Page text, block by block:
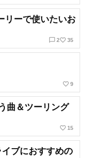
リーで使いたいお
chat_bubble_outline 2favorite_border 35
favorite_border 9
曲＆ツーリング
favorite_border 15
イブにおすすめの